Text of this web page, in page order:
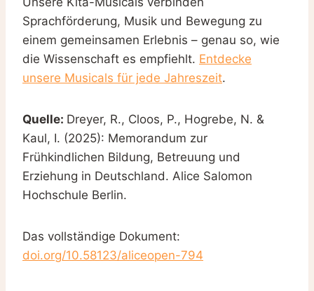
Sprachförderung, Musik und Bewegung zu
einem gemeinsamen Erlebnis – genau so, wie
die Wissenschaft es empfiehlt. Entdecke
unsere Musicals für jede Jahreszeit.
Quelle: Dreyer, R., Cloos, P., Hogrebe, N. &
Kaul, I. (2025): Memorandum zur
Frühkindlichen Bildung, Betreuung und
Erziehung in Deutschland. Alice Salomon
Hochschule Berlin.
Das vollständige Dokument:
doi.org/10.58123/aliceopen-794